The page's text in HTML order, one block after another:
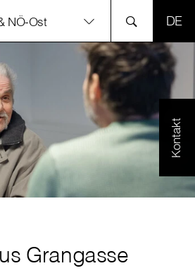
NÖ-Ost
Kontakt
Grangasse